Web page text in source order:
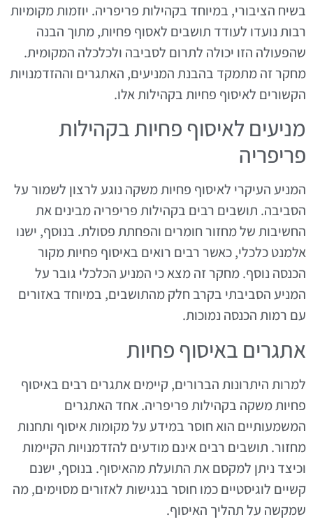
בשיח הציבורי, במיוחד בקהילות פריפריה. יוזמות מקומיות
רבות נועדו לעודד תושבים לאסוף פחיות, מתוך הבנה
שהפעולה הזו יכולה לתרום לסביבה ולכלכלה המקומית.
מחקר זה מתמקד בהבנת המניעים, האתגרים וההזדמנויות
הקשורים לאיסוף פחיות בקהילות אלו.
מניעים לאיסוף פחיות בקהילות
פריפריה
המניע העיקרי לאיסוף פחיות משקה נוגע לרצון לשמור על
הסביבה. תושבים רבים בקהילות פריפריה מבינים את
החשיבות של מחזור חומרים והפחתת פסולת. בנוסף, ישנו
אלמנט כלכלי, כאשר רבים רואים באיסוף פחיות מקור
הכנסה נוסף. מחקר זה מצא כי המניע הכלכלי גובר על
המניע הסביבתי בקרב חלק מהתושבים, במיוחד באזורים
עם רמות הכנסה נמוכות.
אתגרים באיסוף פחיות
למרות היתרונות הברורים, קיימים אתגרים רבים באיסוף
פחיות משקה בקהילות פריפריה. אחד האתגרים
המשמעותיים הוא חוסר במידע על מקומות איסוף ותחנות
מחזור. תושבים רבים אינם מודעים להזדמנויות הקיימות
וכיצד ניתן למקסם את התועלת מהאיסוף. בנוסף, ישנם
קשיים לוגיסטיים כמו חוסר בנגישות לאזורים מסוימים, מה
שמקשה על תהליך האיסוף.